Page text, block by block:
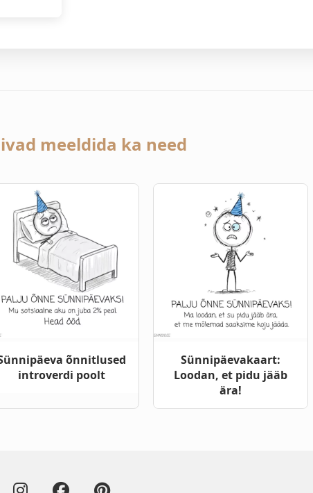
meeldida ka need
õnnitlused
introverdi poolt
Sünnipäevakaart:
Loodan, et pidu jääb
ära!